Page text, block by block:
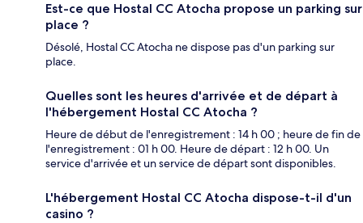
Est-ce que Hostal CC Atocha propose un parking sur
place ?
Désolé, Hostal CC Atocha ne dispose pas d'un parking sur
place.
Quelles sont les heures d'arrivée et de départ à
l'hébergement Hostal CC Atocha ?
Heure de début de l'enregistrement : 14 h 00 ; heure de fin de
l'enregistrement : 01 h 00. Heure de départ : 12 h 00. Un
service d'arrivée et un service de départ sont disponibles.
L'hébergement Hostal CC Atocha dispose-t-il d'un
casino ?